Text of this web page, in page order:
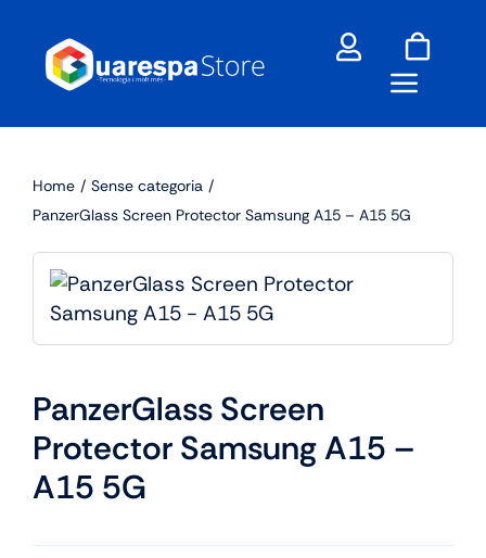
content
Home
Sense categoria
PanzerGlass Screen Protector Samsung A15 – A15 5G
PanzerGlass Screen
Protector Samsung A15 –
A15 5G